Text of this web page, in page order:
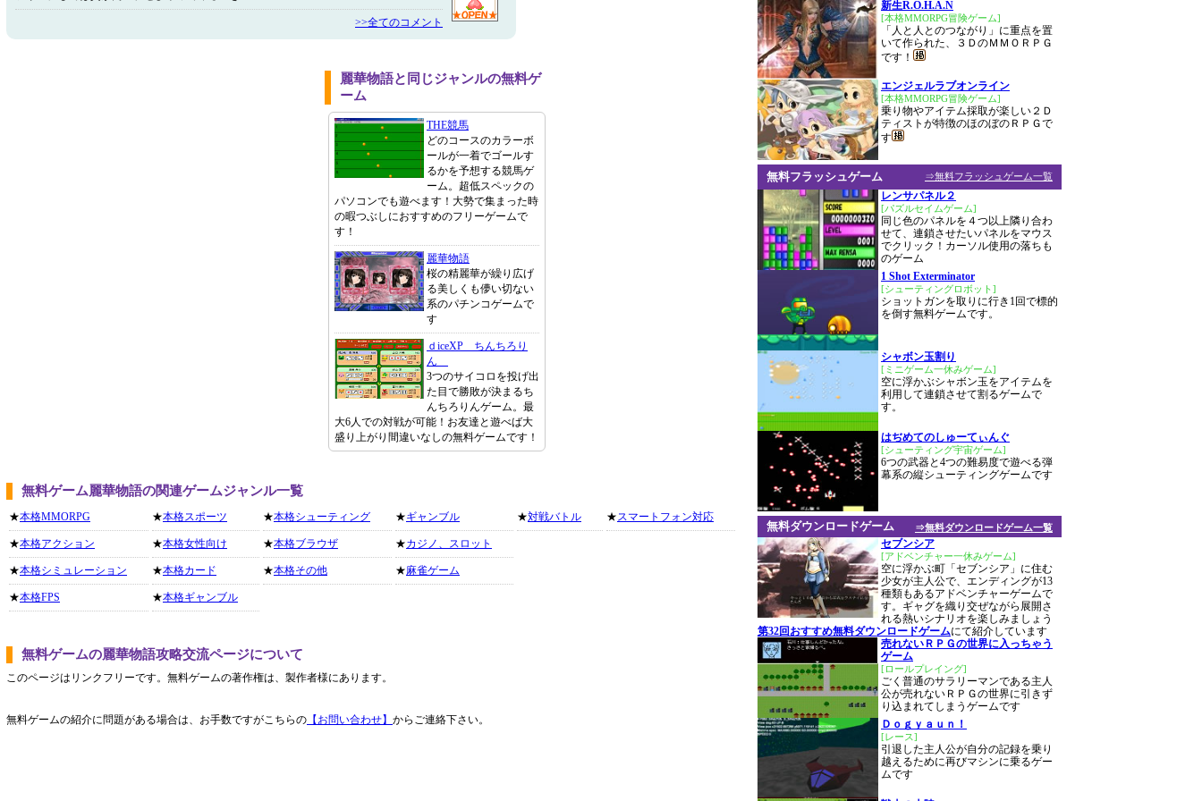
>>全てのコメント
麗華物語と同じジャンルの無料ゲ
ーム
THE競馬
どのコースのカラーボ
ールが一着でゴールす
るかを予想する競馬ゲ
ーム。超低スペックの
パソコンでも遊べます！大勢で集まった時
の暇つぶしにおすすめのフリーゲームで
す！
麗華物語
桜の精麗華が繰り広げ
る美しくも儚い切ない
系のパチンコゲームで
す
ｄiceXP ちんちろり
ん
3つのサイコロを投げ出
た目で勝敗が決まるち
んちろりんゲーム。最
大6人での対戦が可能！お友達と遊べば大
盛り上がり間違いなしの無料ゲームです！
無料ゲーム麗華物語の関連ゲームジャンル一覧
★本格MMORPG
★本格アクション
★本格シミュレーション
★本格FPS
★本格スポーツ
★本格女性向け
★本格カード
★本格ギャンブル
★本格シューティング
★本格ブラウザ
★本格その他
★ギャンブル
★カジノ、スロット
★麻雀ゲーム
★対戦バトル ★スマートフォン対応
無料ゲームの麗華物語攻略交流ページについて
このページはリンクフリーです。無料ゲームの著作権は、製作者様にあります。
無料ゲームの紹介に問題がある場合は、お手数ですがこちらの 【お問い合わせ】 からご連絡下さい。
新生R.O.H.A.N
[本格MMORPG冒険ゲーム]
「人と人とのつながり」に重点を置
いて作られた、３ＤのＭＭＯＲＰＧ
です！
エンジェルラブオンライン
[本格MMORPG冒険ゲーム]
乗り物やアイテム採取が楽しい２Ｄ
ティストが特徴のほのぼのＲＰＧで
す
⇒無料フラッシュゲーム一覧
無料フラッシュゲーム
レンサパネル２
[パズルセイムゲーム]
同じ色のパネルを４つ以上隣り合わ
せて、連鎖させたいパネルをマウス
でクリック！カーソル使用の落ちも
のゲーム
1 Shot Exterminator
[シューティングロボット]
ショットガンを取りに行き1回で標的
を倒す無料ゲームです。
シャボン玉割り
[ミニゲーム一休みゲーム]
空に浮かぶシャボン玉をアイテムを
利用して連鎖させて割るゲームで
す。
はぢめてのしゅーてぃんぐ
[シューティング宇宙ゲーム]
6つの武器と4つの難易度で遊べる弾
幕系の縦シューティングゲームです
⇒無料ダウンロードゲーム一覧
無料ダウンロードゲーム
セブンシア
[アドベンチャー一休みゲーム]
空に浮かぶ町「セブンシア」に住む
少女が主人公で、エンディングが13
種類もあるアドベンチャーゲームで
す。ギャグを織り交ぜながら展開さ
れる熱いシナリオを楽しみましょう
第32回おすすめ無料ダウンロードゲームにて紹介しています
売れないＲＰＧの世界に入っちゃう
ゲーム
[ロールプレイング]
ごく普通のサラリーマンである主人
公が売れないＲＰＧの世界に引きず
り込まれてしまうゲームです
Ｄｏｇｙａｕｎ！
[レース]
引退した主人公が自分の記録を乗り
越えるために再びマシンに乗るゲー
ムです